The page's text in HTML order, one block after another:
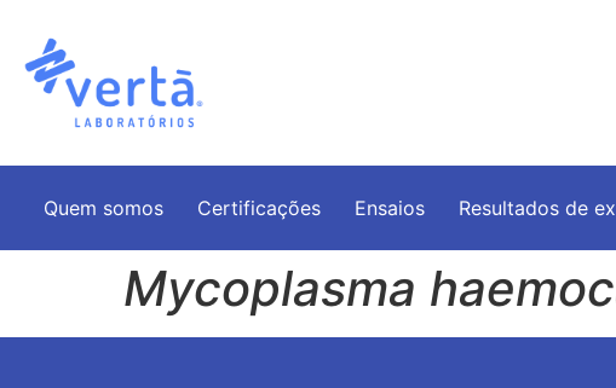
Quem somos Certificações Ensaios Resultados de
Mycoplasma